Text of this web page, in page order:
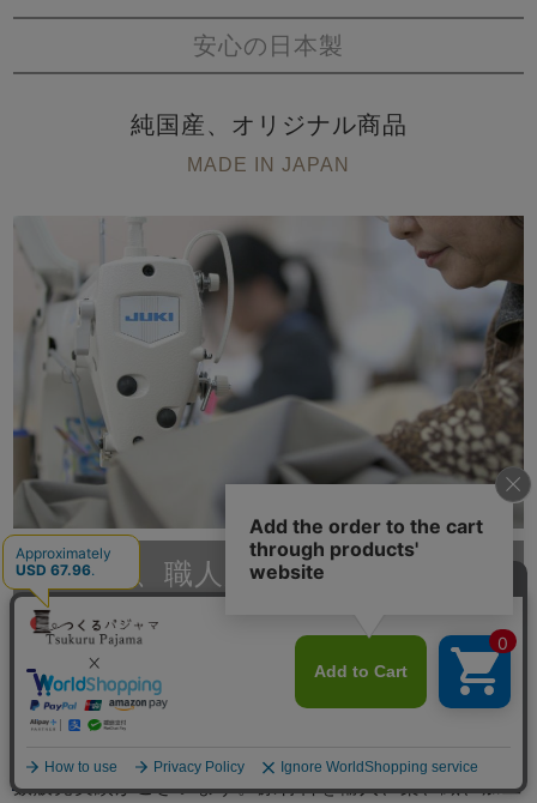
メニュー
安心の日本製
純国産、オリジナル商品
MADE IN JAPAN
1枚1枚、職人が京都の自社工場で
滋賀と京都に自社工場をもつ、創業70年岩本繊維。大
手百貨店やインテリアショップ、寝具店へのパジャマの
卸し、ホテル等の館内着製造は年間10,000枚以上の多
数販売実績がございます。原材料を輸入、染、織、加工